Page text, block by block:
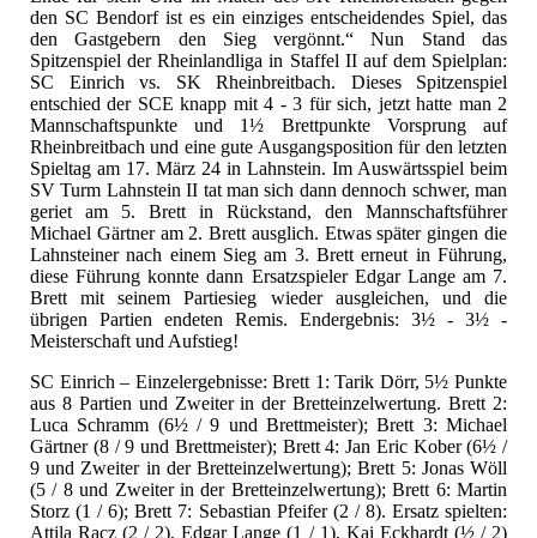
den SC Bendorf ist es ein einziges entscheidendes Spiel, das
den Gastgebern den Sieg vergönnt.“ Nun Stand das
Spitzenspiel der Rheinlandliga in Staffel II auf dem Spielplan:
SC Einrich vs. SK Rheinbreitbach. Dieses Spitzenspiel
entschied der SCE knapp mit 4 - 3 für sich, jetzt hatte man 2
Mannschaftspunkte und 1½ Brettpunkte Vorsprung auf
Rheinbreitbach und eine gute Ausgangsposition für den letzten
Spieltag am 17. März 24 in Lahnstein. Im Auswärtsspiel beim
SV Turm Lahnstein II tat man sich dann dennoch schwer, man
geriet am 5. Brett in Rückstand, den Mannschaftsführer
Michael Gärtner am 2. Brett ausglich. Etwas später gingen die
Lahnsteiner nach einem Sieg am 3. Brett erneut in Führung,
diese Führung konnte dann Ersatzspieler Edgar Lange am 7.
Brett mit seinem Partiesieg wieder ausgleichen, und die
übrigen Partien endeten Remis. Endergebnis: 3½ - 3½ -
Meisterschaft und Aufstieg!
SC Einrich – Einzelergebnisse: Brett 1: Tarik Dörr, 5½ Punkte
aus 8 Partien und Zweiter in der Bretteinzelwertung. Brett 2:
Luca Schramm (6½ / 9 und Brettmeister); Brett 3: Michael
Gärtner (8 / 9 und Brettmeister); Brett 4: Jan Eric Kober (6½ /
9 und Zweiter in der Bretteinzelwertung); Brett 5: Jonas Wöll
(5 / 8 und Zweiter in der Bretteinzelwertung); Brett 6: Martin
Storz (1 / 6); Brett 7: Sebastian Pfeifer (2 / 8). Ersatz spielten:
Attila Racz (2 / 2), Edgar Lange (1 / 1), Kai Eckhardt (½ / 2)